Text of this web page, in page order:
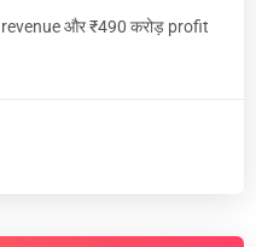
और ₹490 करोड़ profit